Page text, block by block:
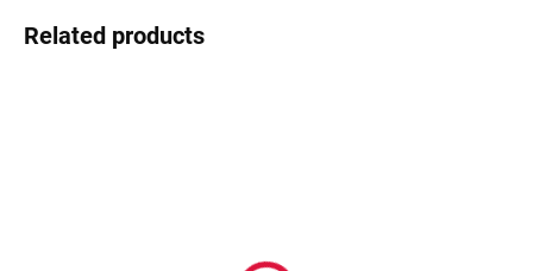
Related products